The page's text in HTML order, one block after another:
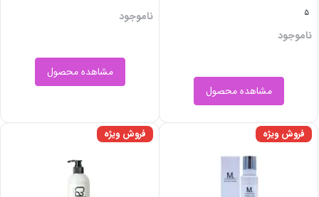
5
ناموجود
مشاهده محصول
ناموجود
مشاهده محصول
فروش ویژه فروش ویژه